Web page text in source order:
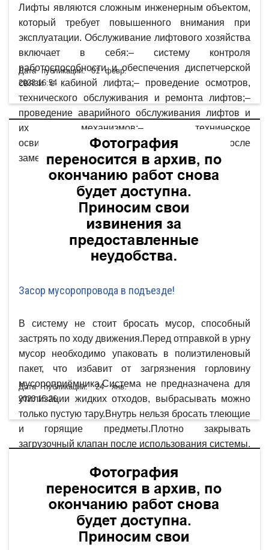
Лифты являются сложным инженерным объектом,
который требует повышенного внимания при
эксплуатации. Обслуживание лифтового хозяйства
включает в себя:– систему контроля
работоспособности и обеспечения диспетчерской
связи с кабиной лифта;– проведение осмотров,
технического обслуживания и ремонта лифтов;–
проведение аварийного обслуживания лифтов и
их механизмов;– техническое
освидетельствование лифтов, в том числе после
замены элементов оборудования.
Дата публикации: 01 февр.
2023 16:54
Засор мусоропровода в подъезде!
В систему не стоит бросать мусор, способный
застрять по ходу движения.Перед отправкой в урну
мусор необходимо упаковать в полиэтиленовый
пакет, что избавит от загрязнения горловину
мусороприёмника.Система не предназначена для
утилизации жидких отходов, выбрасывать можно
только пустую тару.Внутрь нельзя бросать тлеющие
и горящие предметы.Плотно закрывать
загрузочный клапан после использования системы.
Дата публикации: 24 янв.
2023 15:26